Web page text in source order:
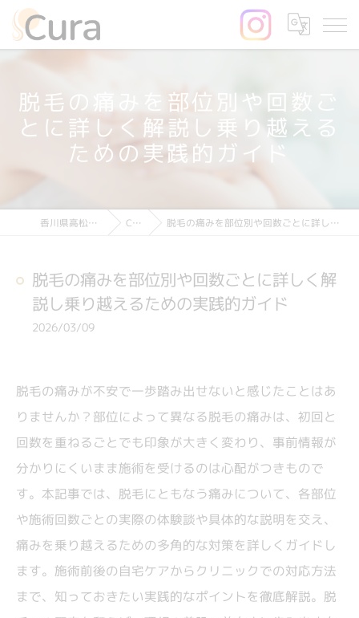
脱毛の痛みを部位別や回数ご
とに詳しく解説し乗り越える
ための実践的ガイド
香川県高松の脱毛ならCura Column 脱毛の痛みを部位別や回数ごとに詳しく解説し乗り越えるための実践的ガイド
脱毛の痛みを部位別や回数ごとに詳しく解
説し乗り越えるための実践的ガイド
2026/03/09
脱毛の痛みが不安で一歩踏み出せないと感じたことはあ
りませんか？部位によって異なる脱毛の痛みは、初回と
回数を重ねるごとでも印象が大きく変わり、事前情報が
分かりにくいまま施術を受けるのは心配がつきもので
す。本記事では、脱毛にともなう痛みについて、各部位
や施術回数ごとの実際の体験談や具体的な説明を交え、
痛みを乗り越えるための多角的な対策を詳しくガイドし
ます。施術前後の自宅ケアからクリニックでの対応方法
まで、知っておきたい実践的なポイントを徹底解説。脱